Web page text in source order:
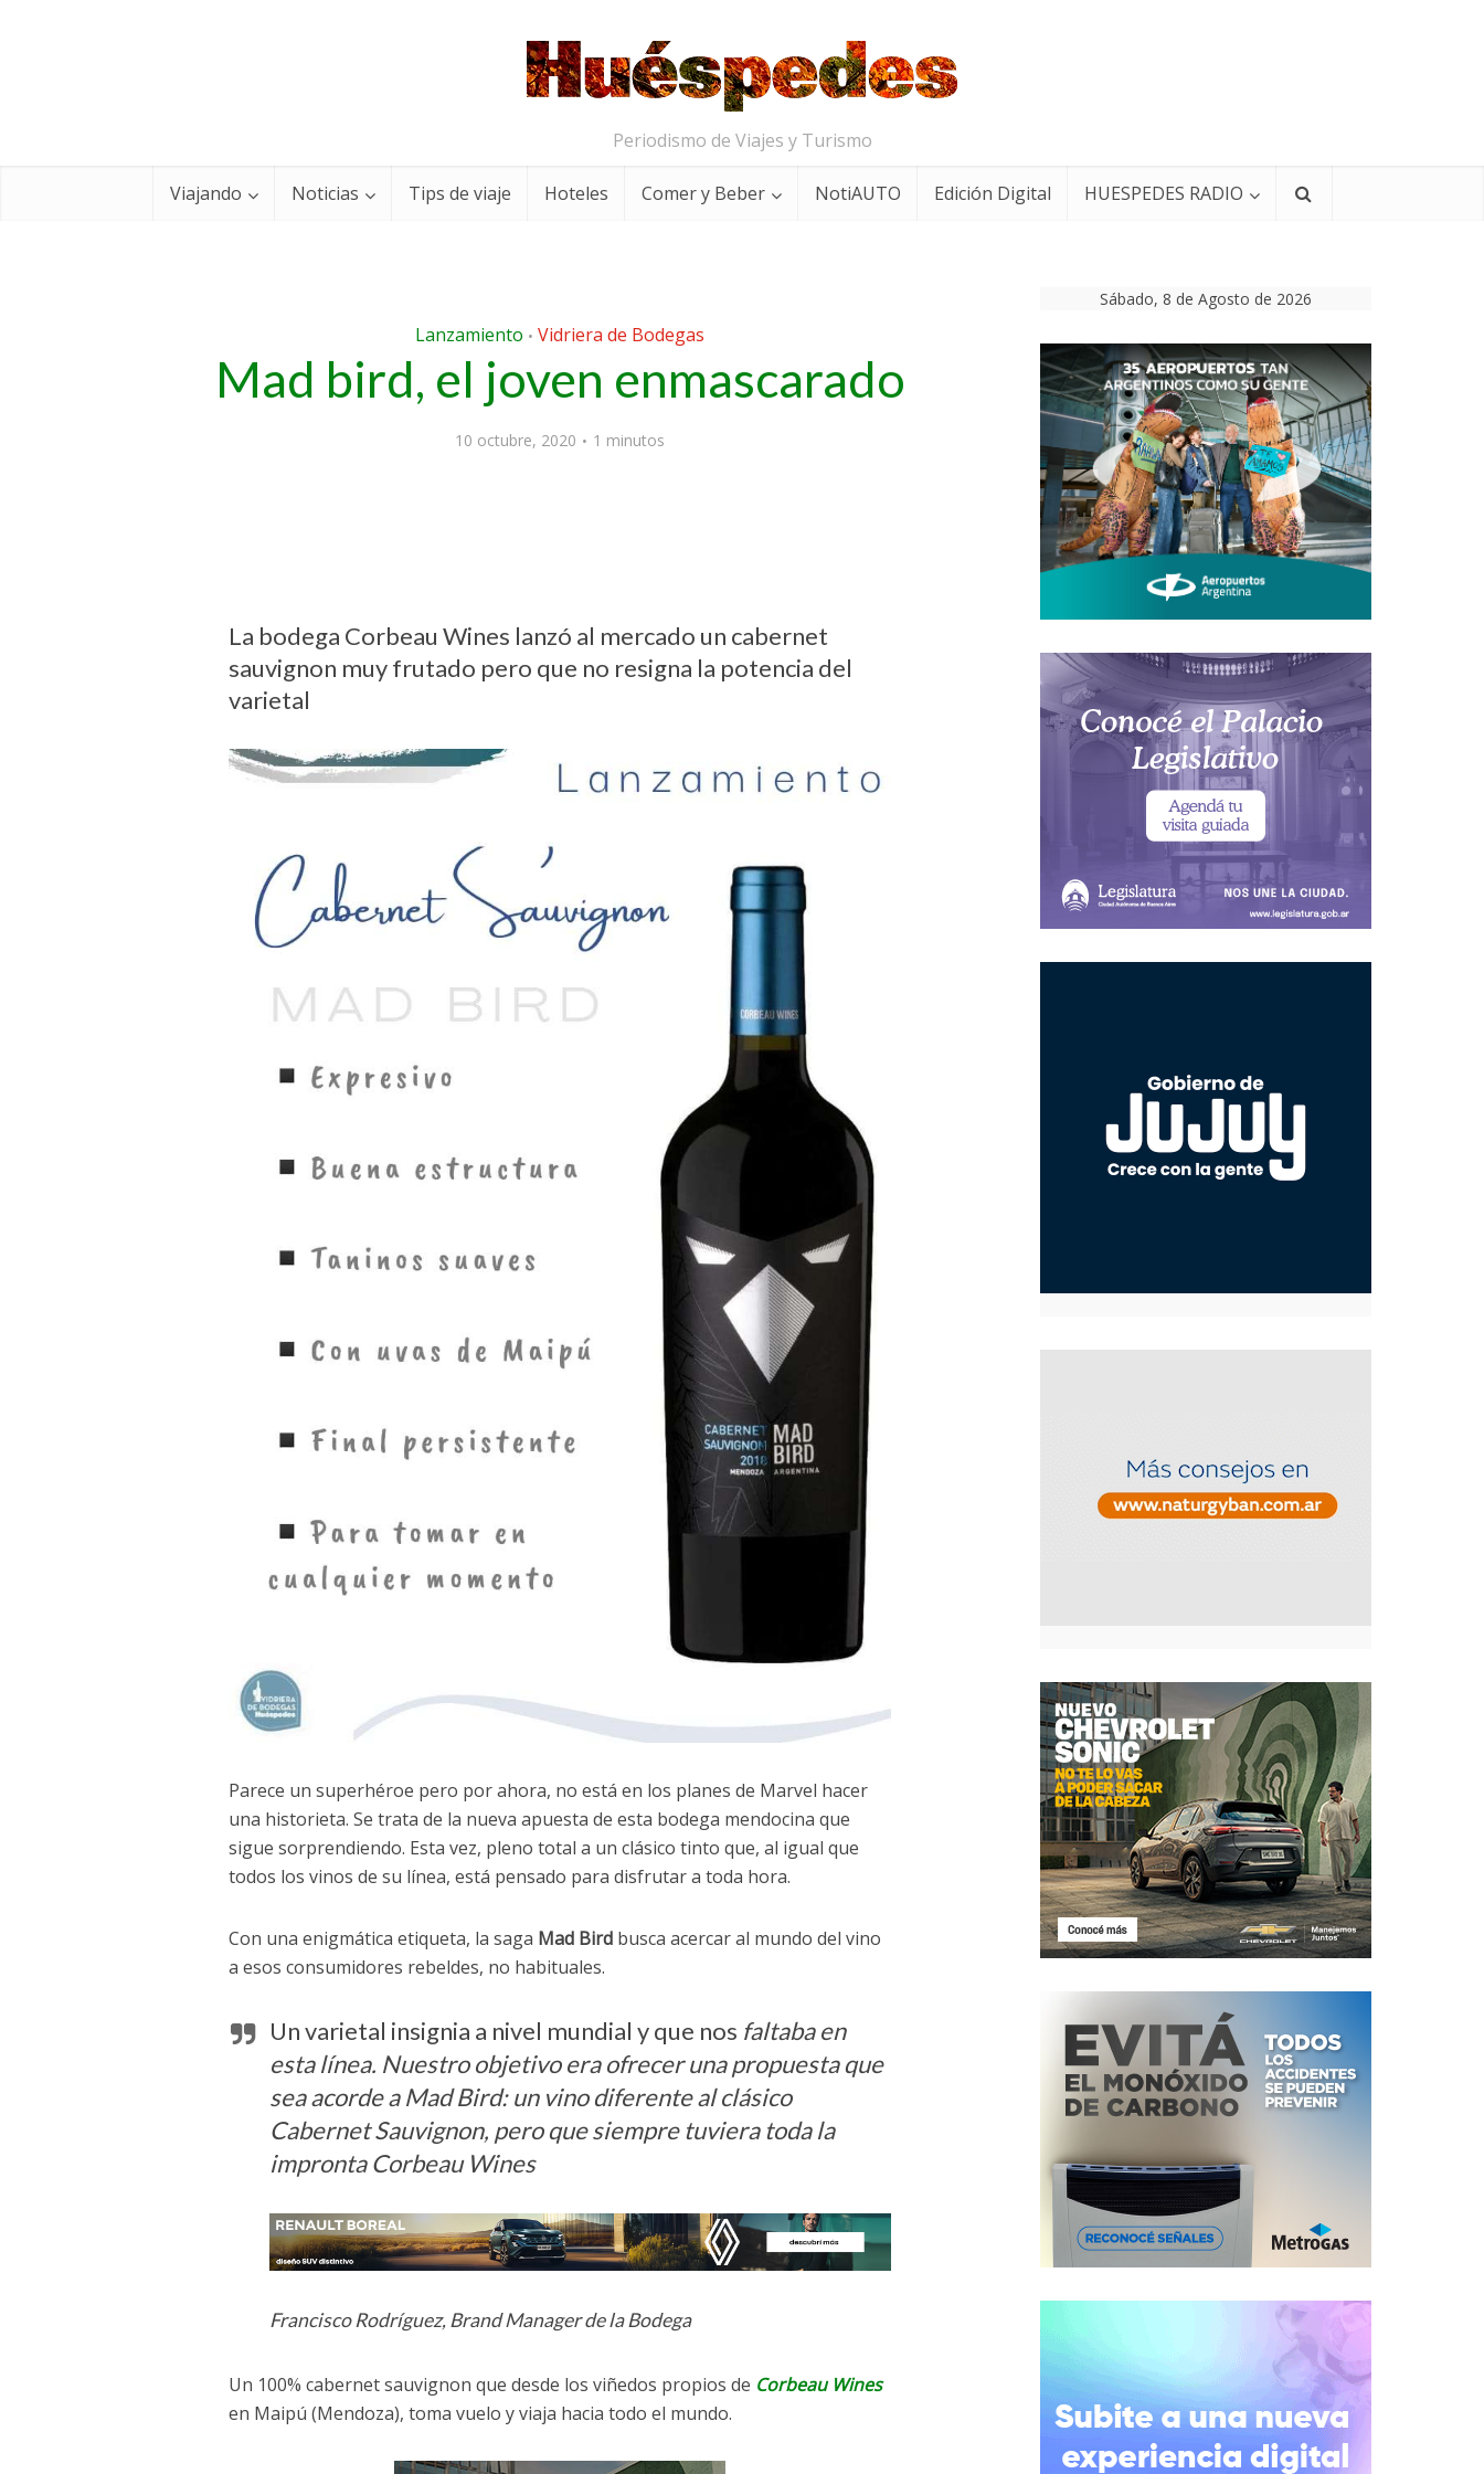
Periodismo de Viajes y Turismo
Viajando Noticias Tips de viaje Hoteles Comer y Beber NotiAUTO Edición Digital HUESPEDES RADIO
Lanzamiento • Vidriera de Bodegas
Mad bird, el joven enmascarado
10 octubre, 2020 1 minutos
La bodega Corbeau Wines lanzó al mercado un cabernet
sauvignon muy frutado pero que no resigna la potencia del
varietal
Parece un superhéroe pero por ahora, no está en los planes de Marvel hacer
una historieta. Se trata de la nueva apuesta de esta bodega mendocina que
sigue sorprendiendo. Esta vez, pleno total a un clásico tinto que, al igual que
todos los vinos de su línea, está pensado para disfrutar a toda hora.
Con una enigmática etiqueta, la saga Mad Bird busca acercar al mundo del vino
a esos consumidores rebeldes, no habituales.
Un varietal insignia a nivel mundial y que nos faltaba en
esta línea. Nuestro objetivo era ofrecer una propuesta que
sea acorde a Mad Bird: un vino diferente al clásico
Cabernet Sauvignon, pero que siempre tuviera toda la
impronta Corbeau Wines
Francisco Rodríguez, Brand Manager de la Bodega
Un 100% cabernet sauvignon que desde los viñedos propios de Corbeau Wines
en Maipú (Mendoza), toma vuelo y viaja hacia todo el mundo.
Sábado, 8 de Agosto de 2026